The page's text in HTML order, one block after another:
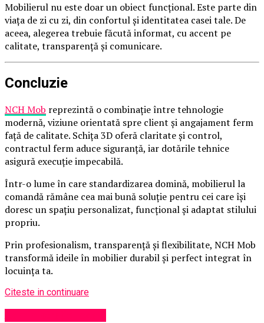
Mobilierul nu este doar un obiect funcțional. Este parte din
viața de zi cu zi, din confortul și identitatea casei tale. De
aceea, alegerea trebuie făcută informat, cu accent pe
calitate, transparență și comunicare.
Concluzie
NCH Mob reprezintă o combinație între tehnologie
modernă, viziune orientată spre client și angajament ferm
față de calitate. Schița 3D oferă claritate și control,
contractul ferm aduce siguranță, iar dotările tehnice
asigură execuție impecabilă.
Într-o lume în care standardizarea domină, mobilierul la
comandă rămâne cea mai bună soluție pentru cei care își
doresc un spațiu personalizat, funcțional și adaptat stilului
propriu.
Prin profesionalism, transparență și flexibilitate, NCH Mob
transformă ideile în mobilier durabil și perfect integrat în
locuința ta.
Citeste in continuare